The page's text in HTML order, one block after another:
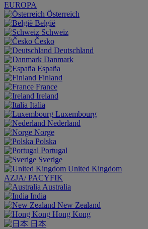
EUROPA
Österreich
België
Schweiz
Česko
Deutschland
Danmark
España
Finland
France
Ireland
Italia
Luxembourg
Nederland
Norge
Polska
Portugal
Sverige
United Kingdom
AZJA/ PACYFIK
Australia
India
New Zealand
Hong Kong
日本